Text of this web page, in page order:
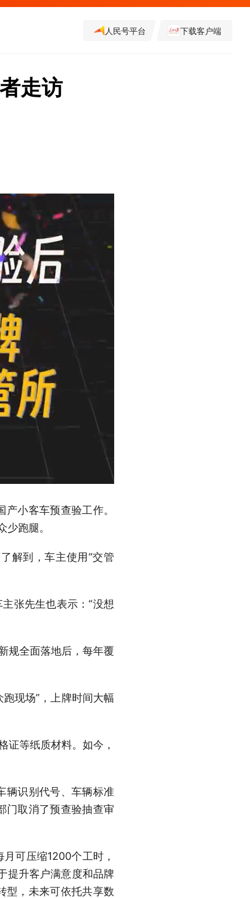
人民号平台 下载客户端
走访
小客车预查验工作。
跑腿。
解到，车主使用“交管
张先生也表示：“没想
规全面落地后，每年覆
现场”，上牌时间大幅
证等纸质材料。如今，
辆识别代号、车辆标准
门取消了预查验抽查审
可压缩1200个工时，
提升客户满意度和品牌
型，未来可依托共享数